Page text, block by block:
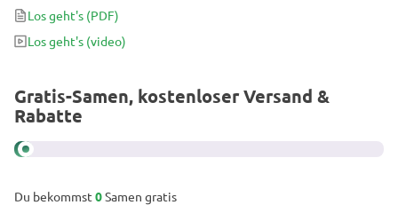
ist einfach unmöglich, nicht in dem umwerfenden Ertrag in Höhe
von 2000 g/Pflanze zu ertrinken. Tropicanna Banana beglückt mit
fröhlicher Stimmung und fruchtigen Buds, die das Wasser im Mund
Los geht's (PDF)
Los geht's (video)
Gratis-Samen, kostenloser Versand &
Rabatte
Du bekommst 0Samen gratis